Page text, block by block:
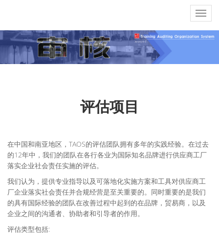
评估项目
在中国和南亚地区，TAOS的评估团队拥有多年的实践经验。在过去
的12年中，我们的团队在各行各业为国际知名品牌进行供应商工厂
落实企业社会责任实施的评估。
我们认为，提供专业指导以及可落地化实施方案和工具对供应商工
厂企业落实社会责任并合规经营是至关重要的。同时重要的是我们
的具有国际经验的团队在改善过程中起到的在品牌，贸易商，以及
企业之间的沟通者、协助者和引导者的作用。
评估类型包括: